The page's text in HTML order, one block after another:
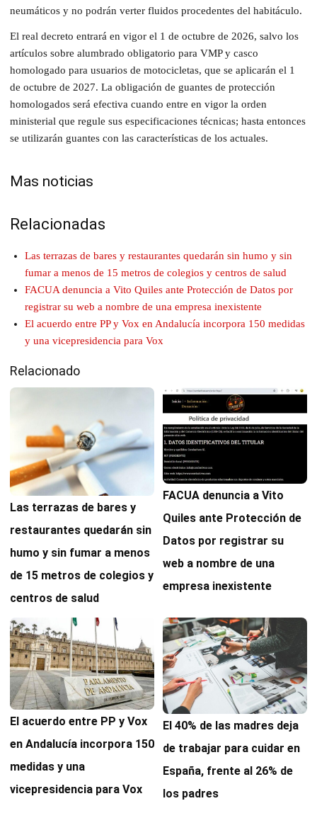
neumáticos y no podrán verter fluidos procedentes del habitáculo.
El real decreto entrará en vigor el 1 de octubre de 2026, salvo los
artículos sobre alumbrado obligatorio para VMP y casco
homologado para usuarios de motocicletas, que se aplicarán el 1
de octubre de 2027. La obligación de guantes de protección
homologados será efectiva cuando entre en vigor la orden
ministerial que regule sus especificaciones técnicas; hasta entonces
se utilizarán guantes con las características de los actuales.
Mas noticias
Relacionadas
Las terrazas de bares y restaurantes quedarán sin humo y sin
fumar a menos de 15 metros de colegios y centros de salud
FACUA denuncia a Vito Quiles ante Protección de Datos por
registrar su web a nombre de una empresa inexistente
El acuerdo entre PP y Vox en Andalucía incorpora 150 medidas
y una vicepresidencia para Vox
Relacionado
Las terrazas de bares y
restaurantes quedarán sin
humo y sin fumar a menos
de 15 metros de colegios y
centros de salud
FACUA denuncia a Vito
Quiles ante Protección de
Datos por registrar su
web a nombre de una
empresa inexistente
El acuerdo entre PP y Vox
en Andalucía incorpora 150
medidas y una
vicepresidencia para Vox
El 40% de las madres deja
de trabajar para cuidar en
España, frente al 26% de
los padres